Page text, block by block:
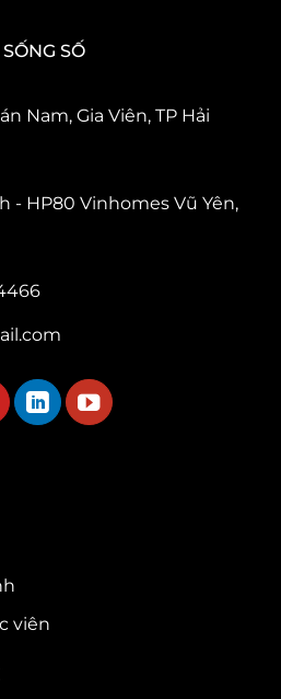
SỐ
Nam, Gia Viên, TP Hải
- HP80 Vinhomes Vũ Yên,
viên